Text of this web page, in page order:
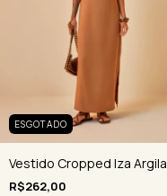
ESGOTADO
Vestido Cropped Iza Argila
R$262,00